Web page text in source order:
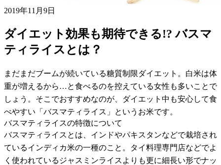
2019年11月9日
ダイエット効果も期待できる!? バスマ
ティライスとは？
まだまだブームが続いている糖質制限ダイエット。白米は体
重が増えるから…と食べるのを控えている女性も多いことで
しょう。そこでおすすめなのが、ダイエット中も安心して食
べやすい「バスマティライス」というお米です。
バスマティライスの特徴について
バスマティライスとは、インドやパキスタンなどで栽培され
ているインディカ米の一種のこと。タイ料理専門店などでよ
く使われているジャスミンライスよりも更に細長い形でナッ